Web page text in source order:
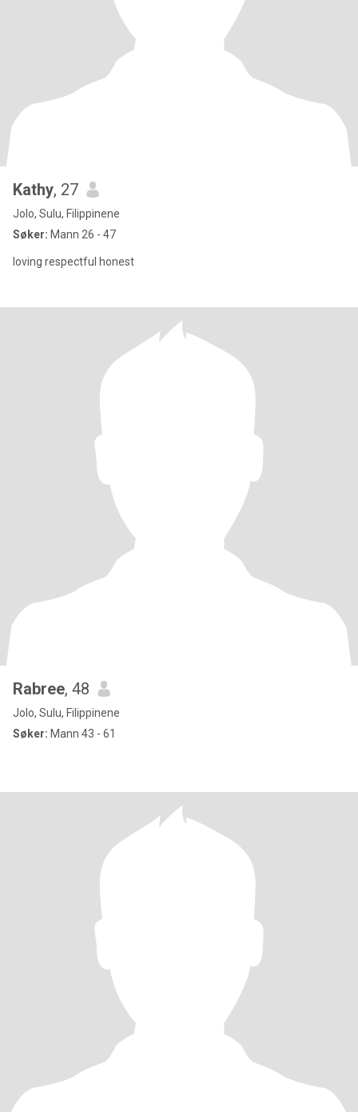
Kathy, 27
Jolo, Sulu, Filippinene
Søker: Mann 26 - 47
loving respectful honest
Rabree, 48
Jolo, Sulu, Filippinene
Søker: Mann 43 - 61